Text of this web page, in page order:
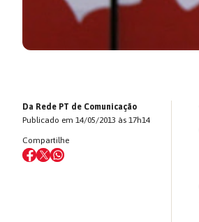
Da Rede PT de Comunicação
Publicado em 14/05/2013 às 17h14
Compartilhe